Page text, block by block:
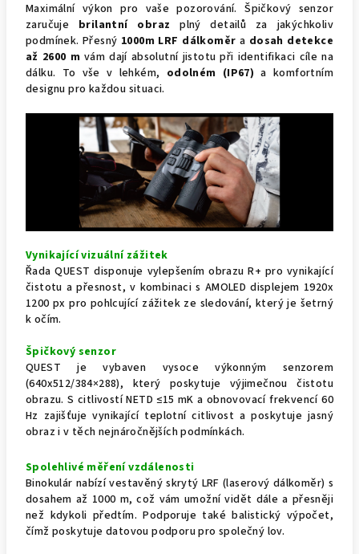
Maximální výkon pro vaše pozorování. Špičkový senzor
zaručuje brilantní obraz plný detailů za jakýchkoliv
podmínek. Přesný 1000m LRF dálkoměr a dosah detekce
až 2600 m vám dají absolutní jistotu při identifikaci cíle na
dálku. To vše v lehkém, odolném (IP67) a komfortním
designu pro každou situaci.
Vynikající vizuální zážitek
Řada QUEST disponuje vylepšením obrazu R+ pro vynikající
čistotu a přesnost, v kombinaci s AMOLED displejem 1920x
1200 px pro pohlcující zážitek ze sledování, který je šetrný
k očím.
Špičkový senzor
QUEST je vybaven vysoce výkonným senzorem
(640x512/384×288), který poskytuje výjimečnou čistotu
obrazu. S citlivostí NETD ≤15 mK a obnovovací frekvencí 60
Hz zajišťuje vynikající teplotní citlivost a poskytuje jasný
obraz i v těch nejnáročnějších podmínkách.
Spolehlivé měření vzdálenosti
Binokulár nabízí vestavěný skrytý LRF (laserový dálkoměr) s
dosahem až 1000 m, což vám umožní vidět dále a přesněji
než kdykoli předtím. Podporuje také balistický výpočet,
čímž poskytuje datovou podporu pro společný lov.